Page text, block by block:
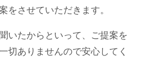
をさせていただきます。
いたからといって、ご提案を
切ありませんので安心してく